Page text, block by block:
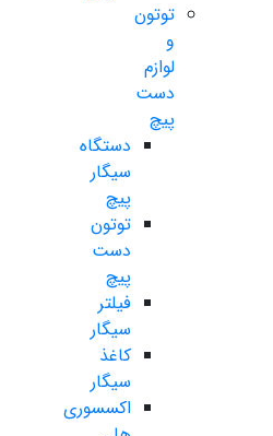
توتون
و
لوازم
دست
پیچ
دستگاه
سیگار
پیچ
توتون
دست
پیچ
فیلتر
سیگار
کاغذ
سیگار
اکسسوری